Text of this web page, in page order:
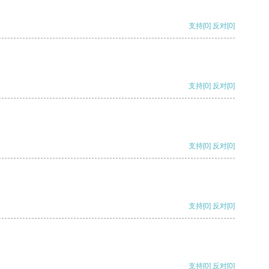
支持[0] 反对[0]
支持[0] 反对[0]
支持[0] 反对[0]
支持[0] 反对[0]
支持[0] 反对[0]